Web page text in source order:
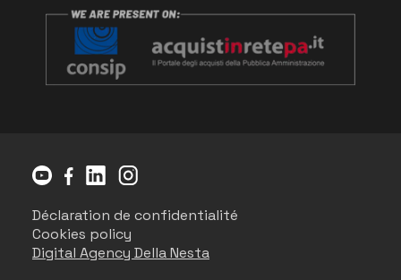
Déclaration de confidentialité
Cookies policy
Digital Agency Della Nesta